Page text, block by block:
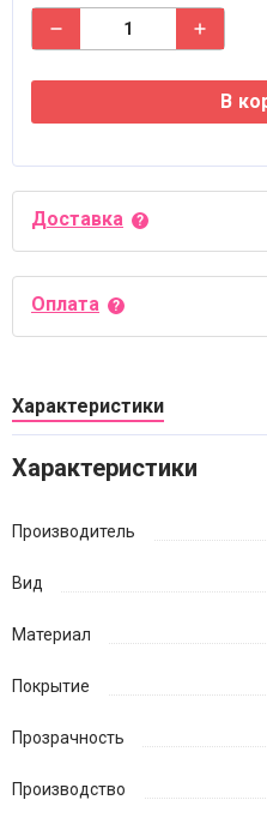
В
Доставка
Оплата
Характеристики
Характеристики
Производитель
Вид
Материал
Покрытие
Прозрачность
Производство